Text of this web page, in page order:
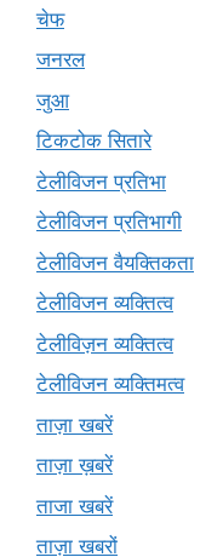
चेफ
जनरल
जुआ
टिकटोक सितारे
टेलीविजन प्रतिभा
टेलीविजन प्रतिभागी
टेलीविजन वैयक्तिकता
टेलीविजन व्यक्तित्व
टेलीविज़न व्यक्तित्व
टेलीविजन व्यक्तिमत्व
ताज़ा खबरें
ताज़ा ख़बरें
ताजा खबरें
ताज़ा खबरों